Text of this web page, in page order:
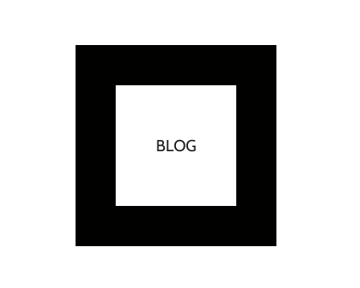
BLOG